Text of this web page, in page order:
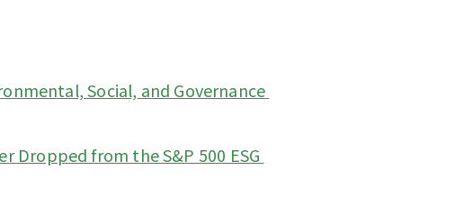
Social, and Governance
Dropped from the S&P 500 ESG